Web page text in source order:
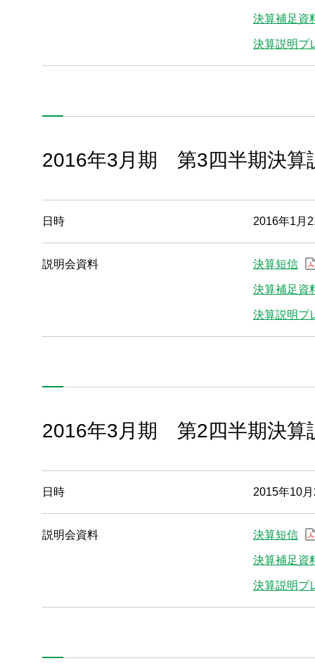
決算補足資
決算説明プ
2016年3月期 第3四半期決算
日時 2016年1月
説明会資料 決算短信
決算補足資
決算説明プ
2016年3月期 第2四半期決算
日時 2015年10
説明会資料 決算短信
決算補足資
決算説明プ
2023年3月期
2019年3月期
2016年3月期
企業情報